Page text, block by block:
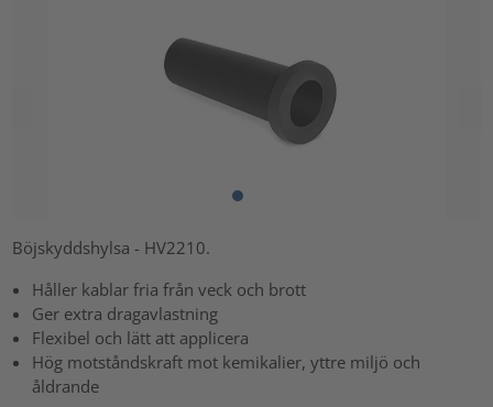
Böjskyddshylsa - HV2210.
Håller kablar fria från veck och brott
Ger extra dragavlastning
Flexibel och lätt att applicera
Hög motståndskraft mot kemikalier, yttre miljö och
åldrande